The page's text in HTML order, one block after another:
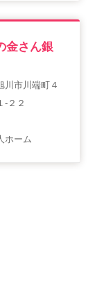
金さん銀
川市川端町４
-２２
ホーム